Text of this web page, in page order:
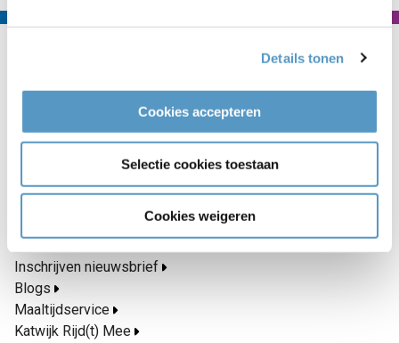
Details tonen
Cookies accepteren
Selectie cookies toestaan
Cookies weigeren
071 403 33 23
info@welzijnskwartier.nl
Snel naar
Inschrijven nieuwsbrief
Blogs
Maaltijdservice
Katwijk Rijd(t) Mee